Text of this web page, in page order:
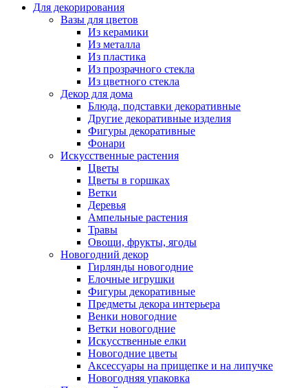
Для декорирования
Вазы для цветов
Из керамики
Из металла
Из пластика
Из прозрачного стекла
Из цветного стекла
Декор для дома
Блюда, подставки декоративные
Другие декоративные изделия
Фигуры декоративные
Фонари
Искусственные растения
Цветы
Цветы в горшках
Ветки
Деревья
Ампельные растения
Травы
Овощи, фрукты, ягоды
Новогодний декор
Гирлянды новогодние
Елочные игрушки
Фигуры декоративные
Предметы декора интерьера
Венки новогодние
Ветки новогодние
Искусственные елки
Новогодние цветы
Аксессуары на прищепке и на липучке
Новогодняя упаковка